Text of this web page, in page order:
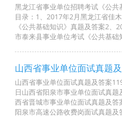
黑龙江省事业单位招聘考试《公
目录：1、2017年2月黑龙江省佳
《公共基础知识》真题及答案2、
市泰来县事业单位考试《公共基础
山西省事业单位面试真题
山西省事业单位面试真题及答案
日山西省阳泉市事业单位面试真
西省晋城市事业单位面试真题及
阳泉市高速公路收费岗面试真题及